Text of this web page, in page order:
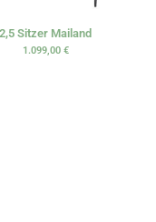
2,5 Sitzer Mailand
1.099,00 €